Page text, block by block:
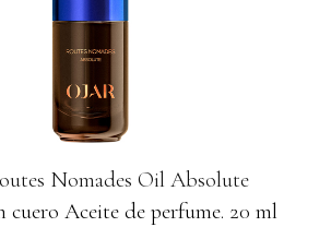
Nomades Oil Absolute
cuero Aceite de perfume. 20 ml